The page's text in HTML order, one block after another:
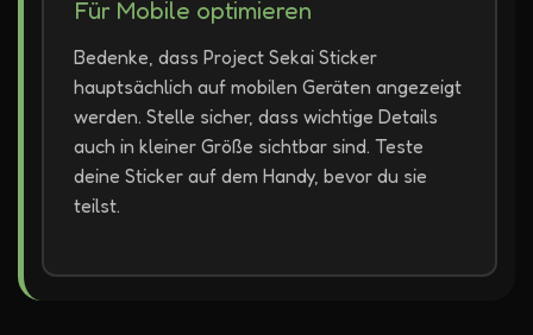
Für Mobile optimieren
Bedenke, dass Project Sekai Sticker
hauptsächlich auf mobilen Geräten angezeigt
werden. Stelle sicher, dass wichtige Details
auch in kleiner Größe sichtbar sind. Teste
deine Sticker auf dem Handy, bevor du sie
teilst.